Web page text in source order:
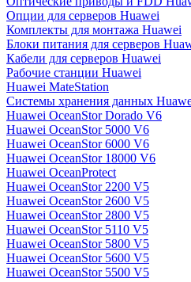
Опции для серверов Huawei
Комплекты для монтажа Huawei
Блоки питания для серверов
Кабели для серверов Huawei
Рабочие станции Huawei
Huawei MateStation
Системы хранения данных
Huawei OceanStor Dorado V6
Huawei OceanStor 5000 V6
Huawei OceanStor 6000 V6
Huawei OceanStor 18000 V6
Huawei OceanProtect
Huawei OceanStor 2200 V5
Huawei OceanStor 2600 V5
Huawei OceanStor 2800 V5
Huawei OceanStor 5110 V5
Huawei OceanStor 5800 V5
Huawei OceanStor 5600 V5
Huawei OceanStor 5500 V5